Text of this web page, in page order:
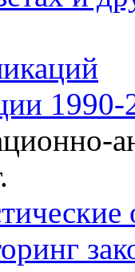
1990-